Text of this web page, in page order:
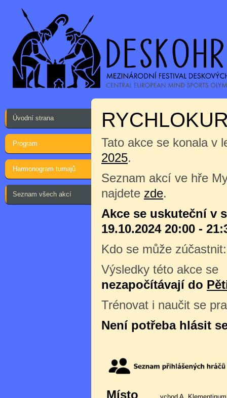
Úvodní strana
Program
Harmonogram turnajů
Seznam všech akcí
Tato akce se konala v
2025.
Seznam akcí ve hře
najdete zde.
Akce se uskuteční v
19.10.2024 20:00 -
Kdo se může
Výsledky této akce se
nezapočítávají do
Trénovat i naučit se
Není potřeba hlásit
Místo